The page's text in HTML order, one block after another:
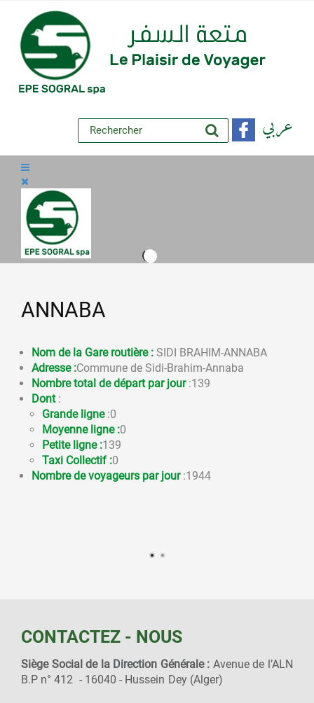
عربي
ANNABA
Nom de la Gare routière : SIDI BRAHIM-ANNABA
Adresse :Commune de Sidi-Brahim-Annaba
Nombre total de départ par jour:139
Dont :
Grande ligne:0
Moyenne ligne :0
Petite ligne :139
Taxi Collectif :0
Nombre de voyageurs par jour :1944
CONTACTEZ - NOUS
Siège Social de la Direction Générale : Avenue de l’ALN
B.P n° 412 - 16040 - Hussein Dey (Alger)